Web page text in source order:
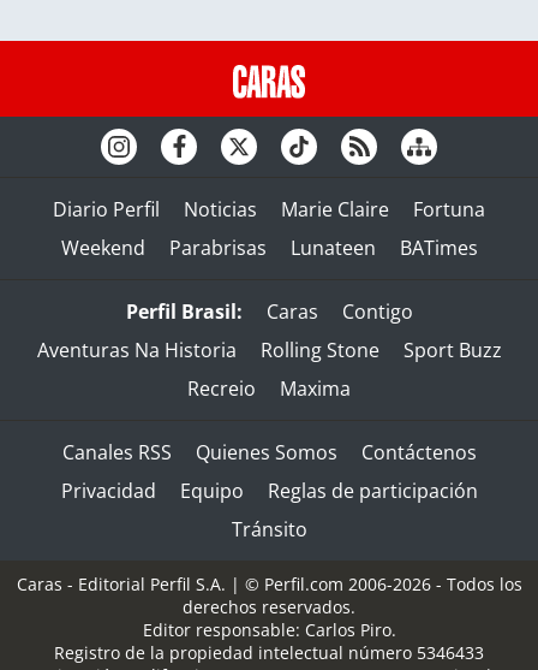
Diario Perfil Noticias Marie Claire
Fortuna
Weekend
Parabrisas Lunateen BATimes
Perfil Brasil: Caras
Contigo
Aventuras Na Historia
Rolling Stone
Sport Buzz
Recreio
Maxima
Canales RSS Quienes Somos
Contáctenos
Privacidad
Equipo
Reglas de participación
Tránsito
Caras - Editorial Perfil S.A. | © Perfil.com 2006-2026 - Todos los
derechos reservados.
Editor responsable: Carlos Piro.
Registro de la propiedad intelectual número 5346433